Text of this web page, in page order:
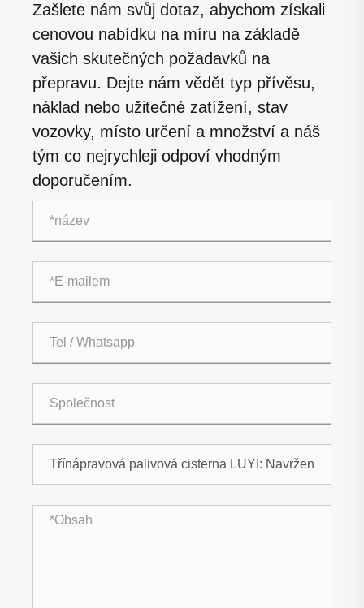
Zašlete nám svůj dotaz, abychom získali
cenovou nabídku na míru na základě
vašich skutečných požadavků na
přepravu. Dejte nám vědět typ přívěsu,
náklad nebo užitečné zatížení, stav
vozovky, místo určení a množství a náš
tým co nejrychleji odpoví vhodným
doporučením.